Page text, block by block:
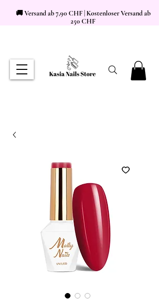
🚚 Versand ab 7,90 CHF | Kostenloser Versand ab
250 CHF